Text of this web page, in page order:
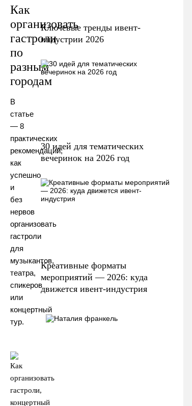
Как
организовать
гастроли
по
разным
городам
В
статье
— 8
практических
рекомендаций,
как
успешно
и
без
нервов
организовать
гастроли
для
музыкантов,
театра,
спикеров
или
концертный
тур.
Ключевые тренды ивент-
индустрии 2026
30 идей для тематических
вечеринок на 2026 год
Креативные форматы
мероприятий — 2026: куда
движется ивент-индустрия